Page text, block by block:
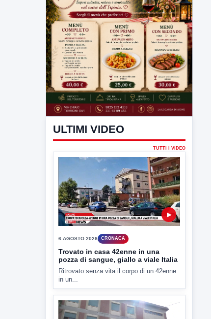
La trattativa per l'attaccante potrebbe
chiudersi la prossima settimana, il...
ULTIMI VIDEO